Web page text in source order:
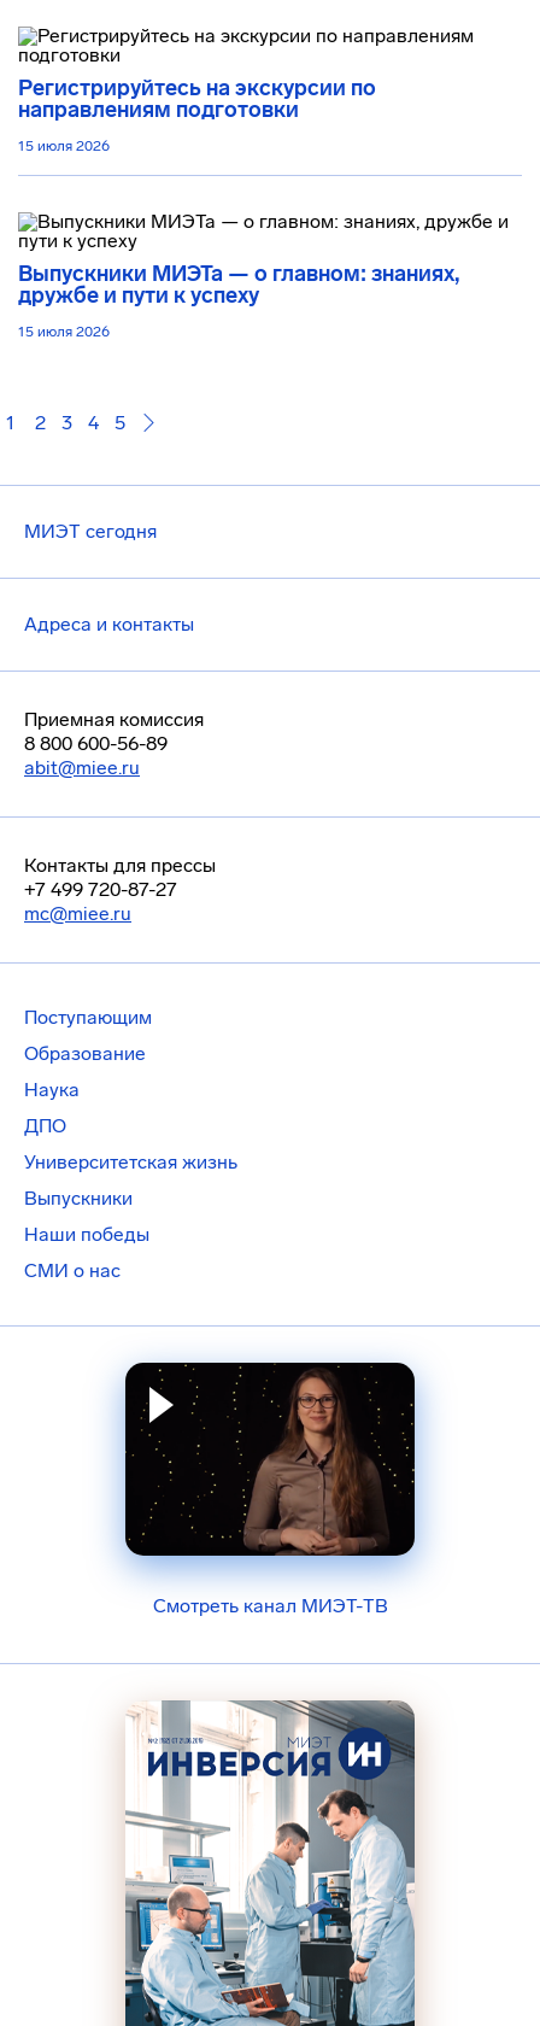
Регистрируйтесь на экскурсии по
направлениям подготовки
15 июля 2026
Выпускники МИЭТа — о главном: знаниях,
дружбе и пути к успеху
15 июля 2026
1 2 3 4 5
МИЭТ сегодня
Адреса и контакты
Приемная комиссия
8 800 600-56-89
abit@miee.ru
Контакты для прессы
+7 499 720-87-27
mc@miee.ru
Поступающим
Образование
Наука
ДПО
Университетская жизнь
Выпускники
Наши победы
СМИ о нас
Смотреть канал МИЭТ-ТВ